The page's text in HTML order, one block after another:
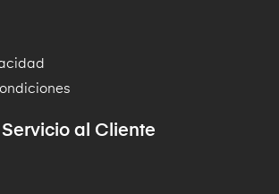
Servicio al Cliente